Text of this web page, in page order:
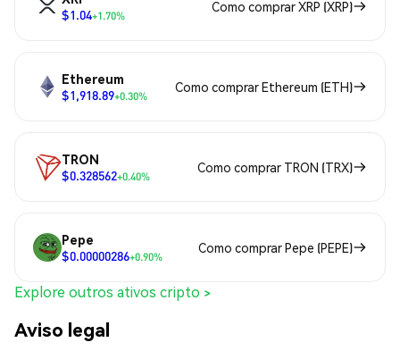
$1.04+1.70%
Como comprar XRP (XRP)
Ethereum
$1,918.89+0.30%
Como comprar Ethereum (ETH)
TRON
$0.328562+0.40%
Como comprar TRON (TRX)
Pepe
$0.00000286+0.90%
Como comprar Pepe (PEPE)
Explore outros ativos cripto >
Aviso legal